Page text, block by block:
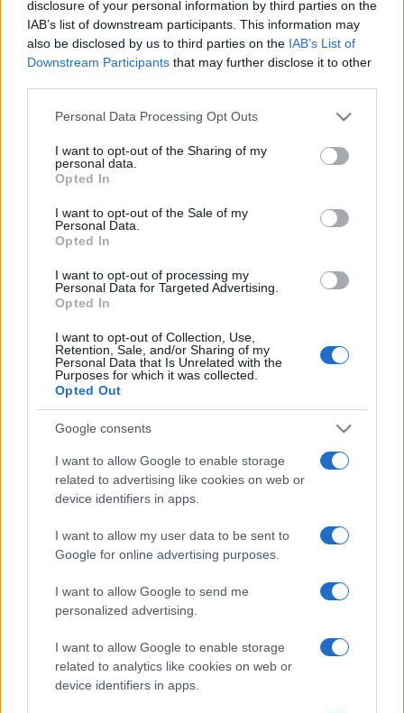
disclosure of your personal information by third parties on the
IAB’s list of downstream participants. This information may
also be disclosed by us to third parties on the IAB’s List of
Downstream Participants that may further disclose it to other
Please note that this website/app uses one or more Google
not limited to your visit or usage behaviour. You may click to
grant or deny consent to Google and its third-party tags to
use your data for below specified purposes in below Google
consent section.
Personal Data Processing Opt Outs
I want to opt-out of the Sharing of my
personal data.
Opted In
I want to opt-out of the Sale of my
Personal Data.
Opted In
I want to opt-out of processing my
Personal Data for Targeted Advertising.
Opted In
I want to opt-out of Collection, Use,
Retention, Sale, and/or Sharing of my
Personal Data that Is Unrelated with the
Purposes for which it was collected.
Opted Out
Google consents
I want to allow Google to enable storage
related to advertising like cookies on web or
device identifiers in apps.
I want to allow my user data to be sent to
Google for online advertising purposes.
I want to allow Google to send me
personalized advertising.
I want to allow Google to enable storage
related to analytics like cookies on web or
device identifiers in apps.
A művekről, a hangnemek
összefüggéseiről, az előadók dilemmáiról
és a szerzők lelki rokonságáról a koncert
karmestere, Hámori Máté mesél.
Anna színművész, énekesnő lép fel. AVallomások
harmonikával, dallal
számai mellett felcsendülnek Fényes Szabolcs és Eisemann
Mihály szerzeményei is. A sorozat zárásaként, augusztus 14-
Moods érkezik Szegedre.
DANUBIA ZENEKAR
EISEMANN MIHÁLY FILHARMÓNIA MAGYARORSZÁG
GYÖRFI ANNA HÁMORI MÁTÉ KARÁDY KATALIN KÉMÉNDI TAMÁS
MEGOSZTÁS
EZ IS ÉRDEKELHETI